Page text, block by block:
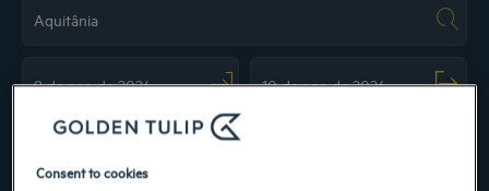
Navigate forward to interact with the calendar and select a date. Press the
Consent to cookies